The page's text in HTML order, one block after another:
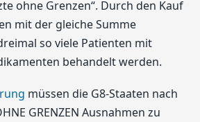
ohne Grenzen“. Durch den Kauf
mit der gleiche Summe
so viele Patienten mit
behandelt werden.
müssen die G8-Staaten nach
GRENZEN Ausnahmen zu